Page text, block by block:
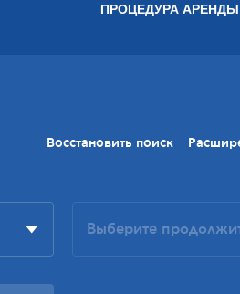
ПРОЦЕДУРА
Восстановить поиск